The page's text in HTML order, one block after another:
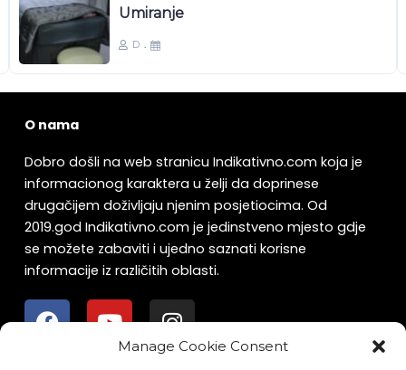
Manage Cookie Consent
Umiranje
D
O nama
Dobro došli na web stranicu Indikativno.com koja je
informacionog karaktera u želji da doprinese
drugačijem doživljaju njenim posjetiocima. Od
2019.god Indikativno.com je jedinstveno mjesto gdje
se možete zabaviti i ujedno saznati korisne
informacije iz različitih oblasti.
F
a
Y
o
u
I
n
s